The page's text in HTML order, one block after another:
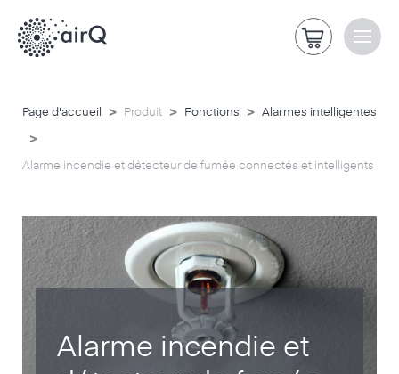
Page d'accueil > Produit > Fonctions > Alarmes intelligentes
>
Alarme incendie et détecteur de fumée connectés et intelligents
Alarme incendie et